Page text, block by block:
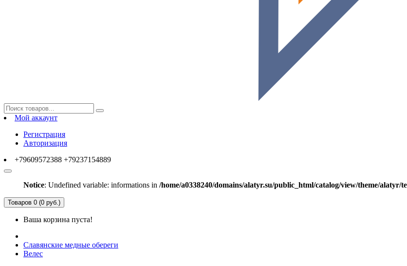
Мой аккаунт
Регистрация
Авторизация
+79609572388 +79237154889
Notice: Undefined variable: informations in /home/a0338240/domains/alatyr.su/public_html/catalog/view/theme/alatyr/
Товаров 0 (0 руб.)
Ваша корзина пуста!
Славянские медные обереги
Велес